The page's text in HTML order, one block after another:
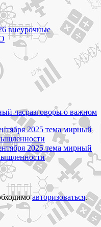
внеурочные
часразговоры о важном
2025 тема мирный
2025 тема мирный
авторизоваться.